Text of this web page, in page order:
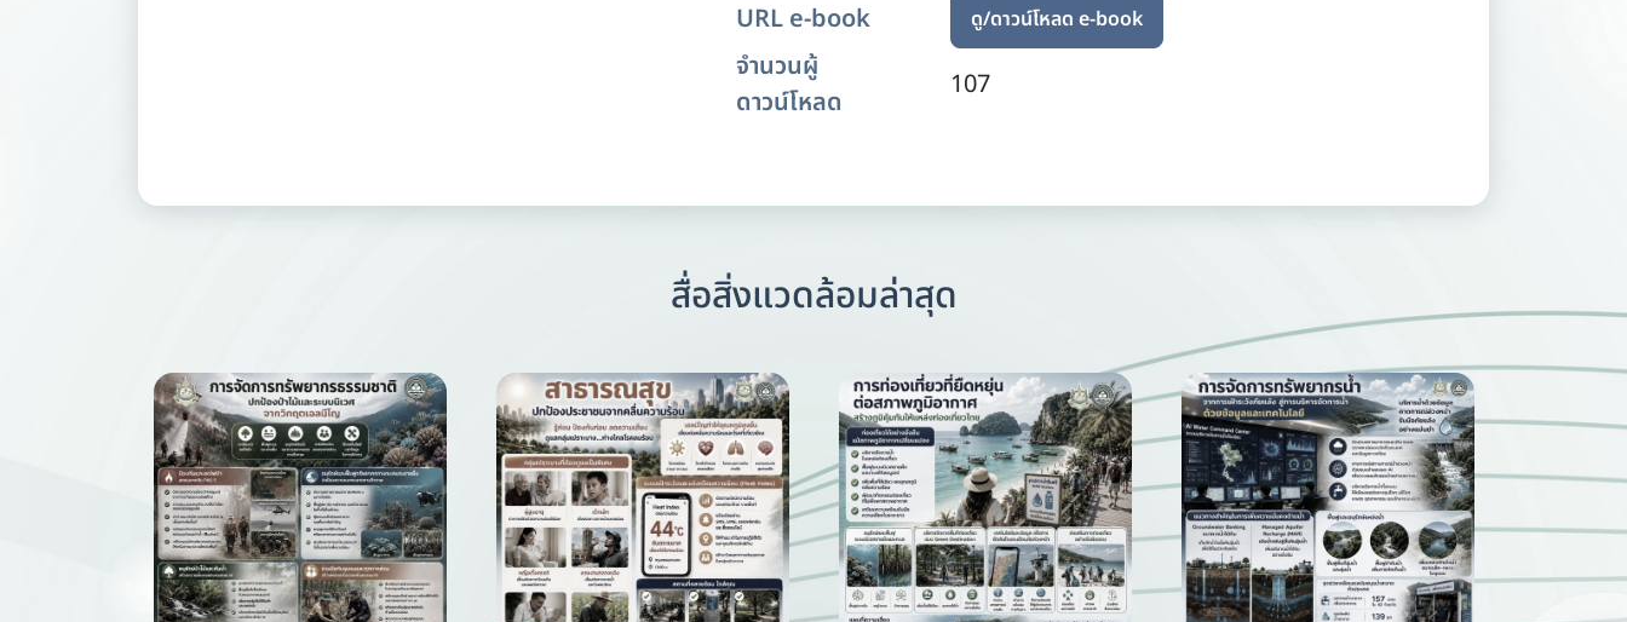
URL e-book ดู/ดาวน์โหลด e-book
จำนวนผู้
ดาวน์โหลด
107
สื่อสิ่งแวดล้อมล่าสุด